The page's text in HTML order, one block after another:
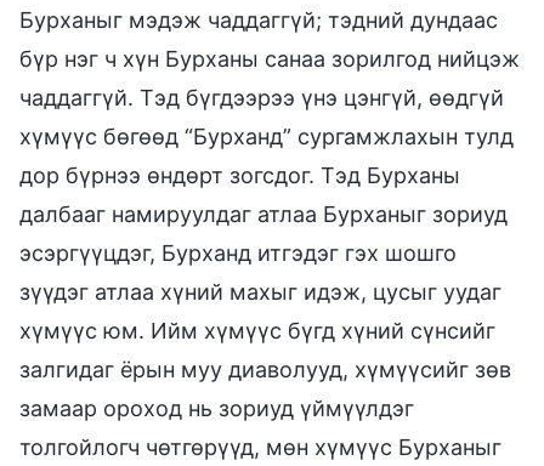
Бурханыг мэдэж чаддаггүй; тэдний дундаас
бүр нэг ч хүн Бурханы санаа зорилгод нийцэж
чаддаггүй. Тэд бүгдээрээ үнэ цэнгүй, өөдгүй
хүмүүс бөгөөд “Бурханд” сургамжлахын тулд
дор бүрнээ өндөрт зогсдог. Тэд Бурханы
далбааг намируулдаг атлаа Бурханыг зориуд
эсэргүүцдэг, Бурханд итгэдэг гэх шошго
зүүдэг атлаа хүний махыг идэж, цусыг уудаг
хүмүүс юм. Ийм хүмүүс бүгд хүний сүнсийг
залгидаг ёрын муу диаволууд, хүмүүсийг зөв
замаар ороход нь зориуд үймүүлдэг
толгойлогч чөтгөрүүд, мөн хүмүүс Бурханыг